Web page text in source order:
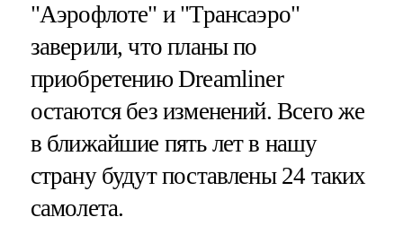
"Аэрофлоте" и "Трансаэро"
заверили, что планы по
приобретению Dreamliner
остаются без изменений. Всего же
в ближайшие пять лет в нашу
страну будут поставлены 24 таких
самолета.